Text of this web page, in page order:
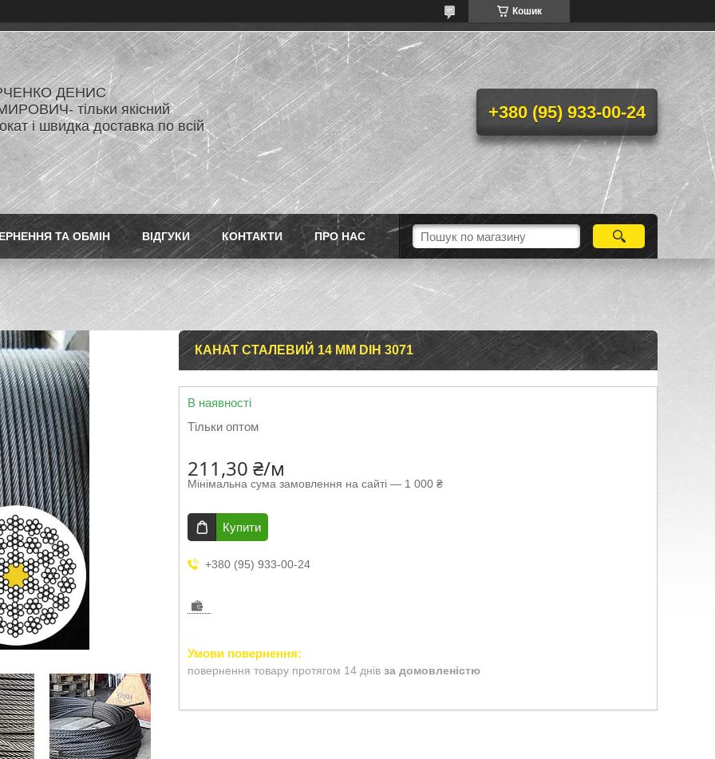
Кошик
ДЕНИС
тільки якісний
і швидка доставка по всій
+380 (95) 933-00-24
ТА ОБМІН ВІДГУКИ КОНТАКТИ ПРО НАС
КАНАТ СТАЛЕВИЙ 14 ММ DІН 3071
В наявності
Тільки оптом
211,30 ₴/м
Мінімальна сума замовлення на сайті — 1 000 ₴
Купити
+380 (95) 933-00-24
повернення товару протягом 14 днів за домовленістю